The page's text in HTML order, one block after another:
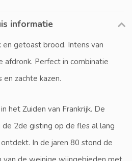
informatie
en getoast brood. Intens van
afdronk. Perfect in combinatie
zachte kazen.
het Zuiden van Frankrijk. De
2de gisting op de fles al lang
In de jaren 80 stond de